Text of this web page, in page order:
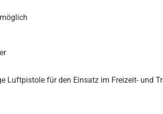
Luftpistole für den Einsatz im Freizeit- und